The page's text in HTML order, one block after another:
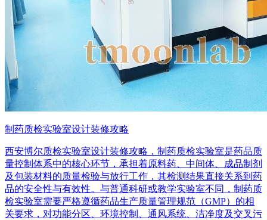
制药质检实验室设计装修攻略
西安博尔质检实验室设计装修攻略，制药质检实验室是药品质
量控制体系中的核心环节，承担着原料药、中间体、成品制剂
及包装材料的质量检验与放行工作，其检测结果直接关系到药
品的安全性与有效性。与普通科研或教学实验室不同，制药质
检实验室需要严格遵循药品生产质量管理规范（GMP）的相
关要求，对功能分区、环境控制、通风系统、洁净度及交叉污